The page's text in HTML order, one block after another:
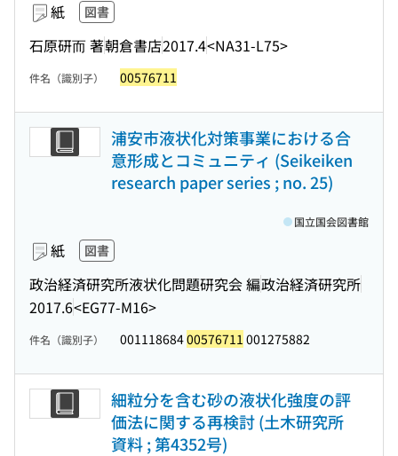
紙 図書
石原研而 著朝倉書店2017.4<NA31-L75>
件名（識別子） 00576711
浦安市液状化対策事業における合
意形成とコミュニティ (Seikeiken
research paper series ; no. 25)
紙 図書
政治経済研究所液状化問題研究会 編政治経済研究所
2017.6<EG77-M16>
国立国会図書館
件名（識別子） 00111868400576711 001275882
細粒分を含む砂の液状化強度の評
価法に関する再検討 (土木研究所
資料 ; 第4352号)